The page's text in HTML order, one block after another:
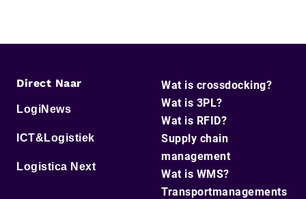
Direct Naar
LogiNews
ICT&Logistiek
Logistica Next
Wat is crossdocking?
Wat is 3PL?
Wat is RFID?
Supply chain
management
Wat is WMS?
Transportmanagements